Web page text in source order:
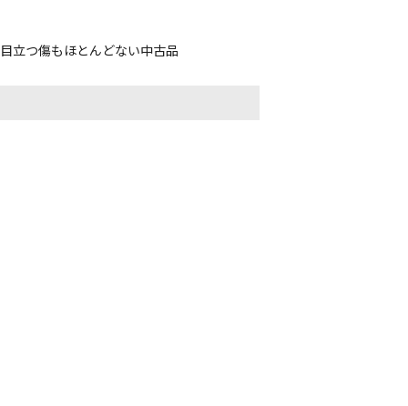
立つ傷もほとんどない中古品